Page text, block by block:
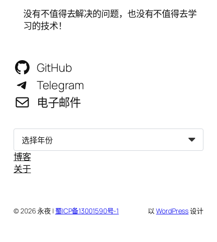
没有不值得去解决的问题，也没有不值得去学
习的技术！
GitHub
Telegram
电子邮件
归
博客
关于
© 2026 永夜 | 蜀ICP备13001590号-1 以WordPress设计